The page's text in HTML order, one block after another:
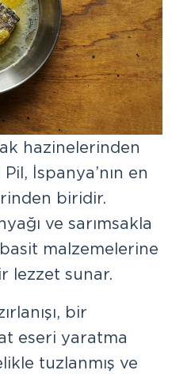
hazinelerinden
İspanya’nın en
biridir.
ve sarımsakla
malzemelerine
lezzet sunar.
bir
eseri yaratma
tuzlanmış ve